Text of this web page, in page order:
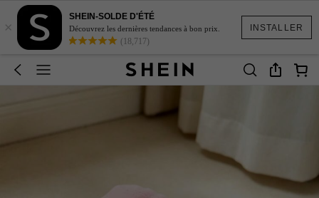
INSTALLER
×
SHEIN-SOLDE D'ÉTÉ
Découvrez les dernières tendances à bon prix.
(18,717)